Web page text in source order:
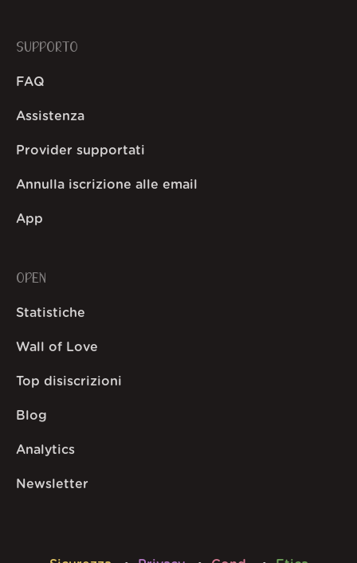
SUPPORTO
FAQ
Assistenza
Provider supportati
Annulla iscrizione alle email
App
OPEN
Statistiche
Wall of Love
Top disiscrizioni
Blog
Analytics
Newsletter